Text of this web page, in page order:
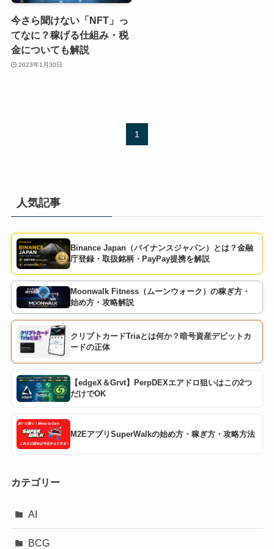
今さら聞けない「NFT」っ
てなに？稼げる仕組み・税
金についても解説
2023年1月30日
1
人気記事
Binance Japan（バイナンスジャパン）とは？金融
庁登録・取扱銘柄・PayPay提携を解説
Moonwalk Fitness（ムーンウォーク）の稼ぎ方・
始め方・攻略解説
クリプトカードTriaとは何か？暗号資産デビットカ
ードの正体
【edgeX＆Grvt】PerpDEXエアドロ狙いはこの2つ
だけでOK
M2EアプリSuperWalkの始め方・稼ぎ方・攻略方法
カテゴリー
AI
BCG